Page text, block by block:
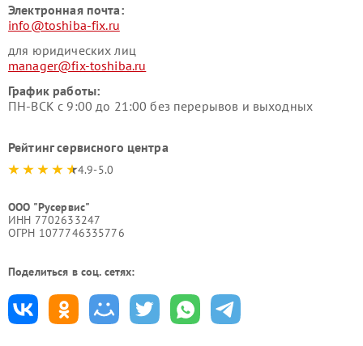
Электронная почта:
info@toshiba-fix.ru
для юридических лиц
manager@fix-toshiba.ru
График работы:
ПН-ВСК с 9:00 до 21:00 без перерывов и выходных
Рейтинг сервисного центра
4.9-5.0
ООО "Русервис"
ИНН 7702633247
ОГРН 1077746335776
Поделиться в соц. сетях: